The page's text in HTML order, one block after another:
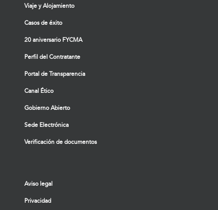
Viaje y Alojamiento
Casos de éxito
20 aniversario FYCMA
Perfil del Contratante
Portal de Transparencia
Canal Ético
Gobierno Abierto
Sede Electrónica
Verificación de documentos
Aviso legal
Privacidad